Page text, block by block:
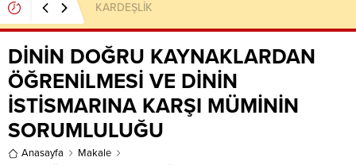
KARDEŞLİK
DİNİN DOĞRU KAYNAKLARDAN
ÖĞRENİLMESİ VE DİNİN
İSTİSMARINA KARŞI MÜMİNİN
SORUMLULUĞU
Anasayfa
Makale